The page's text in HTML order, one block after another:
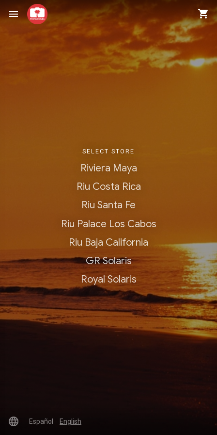
menu shopping_cart
SELECT STORE
Riviera Maya
Riu Costa Rica
Riu Santa Fe
Riu Palace Los Cabos
Riu Baja California
GR Solaris
Royal Solaris
language Español English